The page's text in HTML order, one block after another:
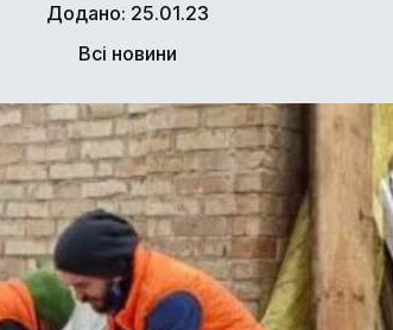
Додано: 25.01.23
Всі новини